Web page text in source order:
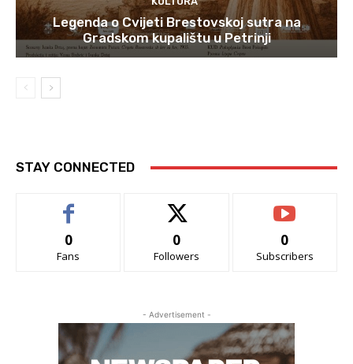
Legenda o Cvijeti Brestovskoj sutra na
Gradskom kupalištu u Petrinji
STAY CONNECTED
0
Fans
0
Followers
0
Subscribers
- Advertisement -